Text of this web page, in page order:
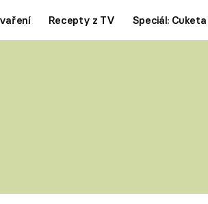
Recepty z TV Speciál: Cuketa